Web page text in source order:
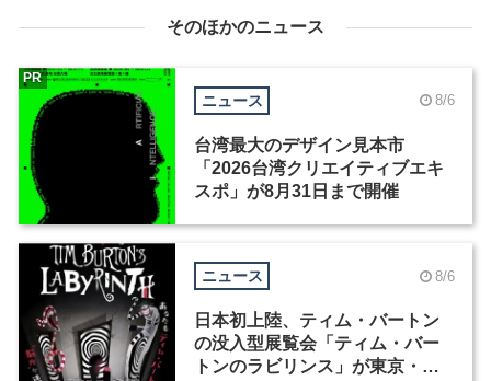
そのほかのニュース
ニュース 8/6
台湾最大のデザイン見本市
「2026台湾クリエイティブエキ
スポ」が8月31日まで開催
PR
ニュース 8/6
日本初上陸、ティム・バートン
の没入型展覧会「ティム・バー
トンのラビリンス」が東京・豊